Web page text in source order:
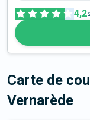
4,2
Carte de
Vernarède